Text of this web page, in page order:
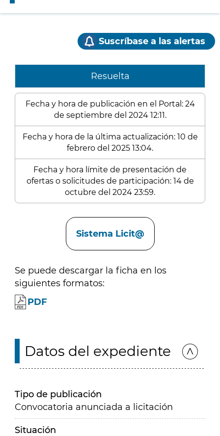
Suscríbase a las alertas
Resuelta
Fecha y hora de publicación en el Portal: 24
de septiembre del 2024 12:11.
Fecha y hora de la última actualización: 10 de
febrero del 2025 13:04.
Fecha y hora límite de presentación de
ofertas o solicitudes de participación: 14 de
octubre del 2024 23:59.
Sistema Licit@
Se puede descargar la ficha en los
siguientes formatos:
PDF
Datos del expediente
Tipo de publicación
Convocatoria anunciada a licitación
Situación